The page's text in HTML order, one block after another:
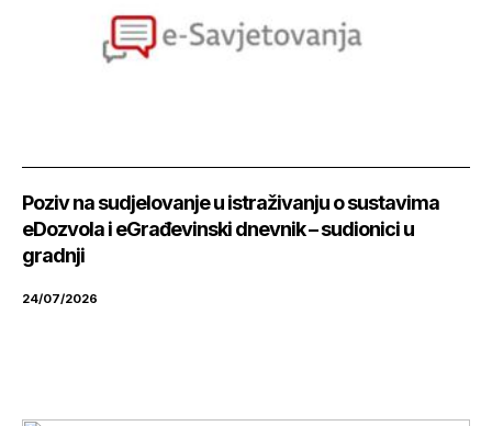
Poziv na sudjelovanje u istraživanju o sustavima
eDozvola i eGrađevinski dnevnik – sudionici u
gradnji
24/07/2026